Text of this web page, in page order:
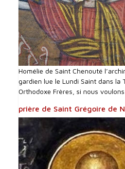
Homélie de Saint Chenouté
gardien lue le Lundi Saint dans la
Orthodoxe Frères, si nous voulons
prière de Saint Grégoire de